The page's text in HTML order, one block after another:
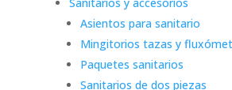
Asientos para sanitario
Mingitorios tazas y
Paquetes sanitarios
Sanitarios de dos piezas